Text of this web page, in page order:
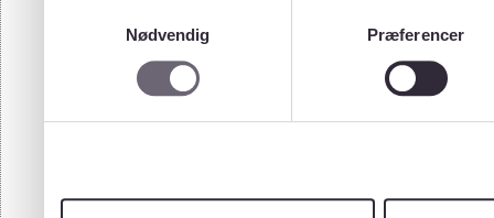
Nødvendig
Præferencer